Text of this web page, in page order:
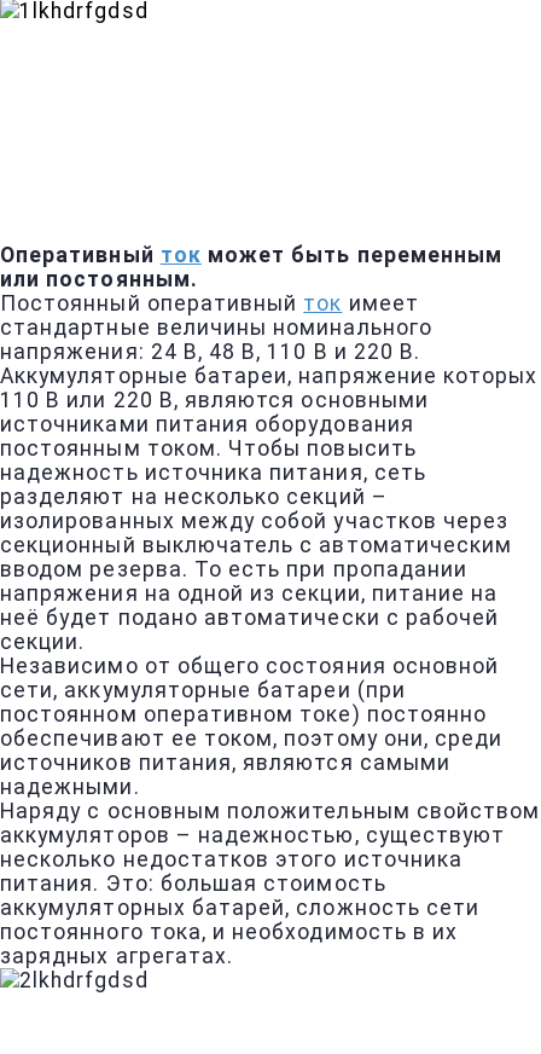
Оперативный ток может быть переменным
или постоянным.
Постоянный оперативный ток имеет
стандартные величины номинального
напряжения: 24 В, 48 В, 110 В и 220 В.
Аккумуляторные батареи, напряжение которых
110 В или 220 В, являются основными
источниками питания оборудования
постоянным током. Чтобы повысить
надежность источника питания, сеть
разделяют на несколько секций –
изолированных между собой участков через
секционный выключатель с автоматическим
вводом резерва. То есть при пропадании
напряжения на одной из секции, питание на
неё будет подано автоматически с рабочей
секции.
Независимо от общего состояния основной
сети, аккумуляторные батареи (при
постоянном оперативном токе) постоянно
обеспечивают ее током, поэтому они, среди
источников питания, являются самыми
надежными.
Наряду с основным положительным свойством
аккумуляторов – надежностью, существуют
несколько недостатков этого источника
питания. Это: большая стоимость
аккумуляторных батарей, сложность сети
постоянного тока, и необходимость в их
зарядных агрегатах.